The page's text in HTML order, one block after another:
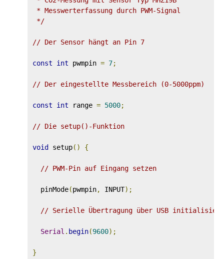
* Messwerterfassung durch PWM-Signal
*/
// Der Sensor hängt an Pin 7
const int pwmpin = 7;
// Der eingestellte Messbereich (0-5000ppm)
const int range = 5000;
// Die setup()-Funktion
void setup() {
// PWM-Pin auf Eingang setzen
pinMode(pwmpin, INPUT);
// Serielle Übertragung über USB
Serial . begin(9600);
}